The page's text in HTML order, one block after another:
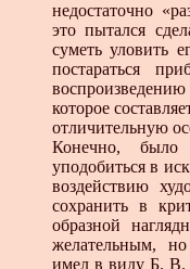
недостаточно
это пытался
суметь уловить
постараться
которое
отличительную
Конечно,
уподобиться в
воздействию
сохранить в
образной
желательным,
имел в виду Б. В.